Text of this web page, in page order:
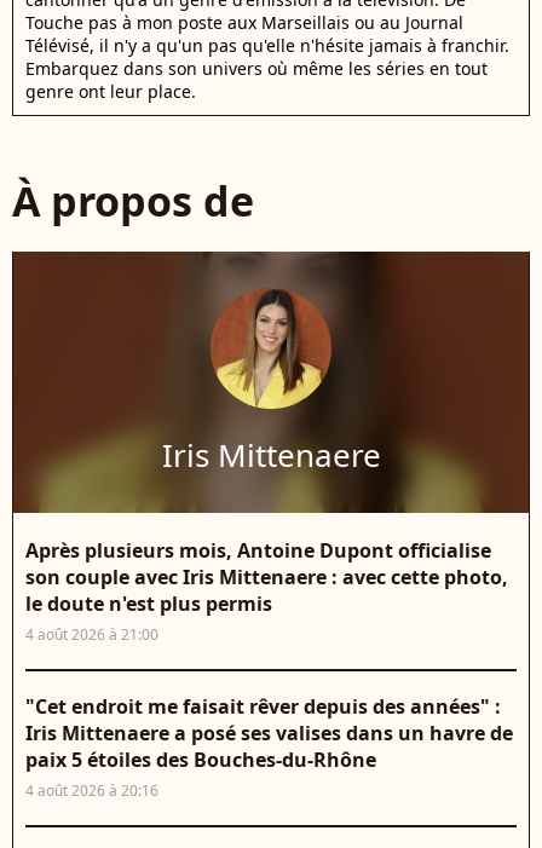
Touche pas à mon poste aux Marseillais ou au Journal
Télévisé, il n'y a qu'un pas qu'elle n'hésite jamais à franchir.
Embarquez dans son univers où même les séries en tout
genre ont leur place.
À propos de
Iris Mittenaere
Après plusieurs mois, Antoine Dupont officialise
son couple avec Iris Mittenaere : avec cette photo,
le doute n'est plus permis
4 août 2026 à 21:00
"Cet endroit me faisait rêver depuis des années" :
Iris Mittenaere a posé ses valises dans un havre de
paix 5 étoiles des Bouches-du-Rhône
4 août 2026 à 20:16